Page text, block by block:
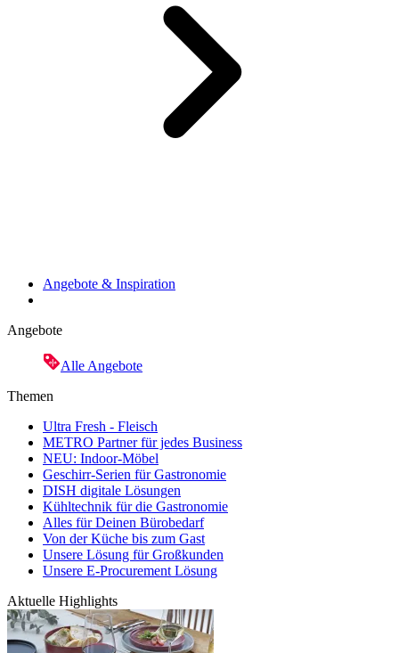
Angebote & Inspiration
Angebote
Alle Angebote
Themen
Ultra Fresh - Fleisch
METRO Partner für jedes Business
NEU: Indoor-Möbel
Geschirr-Serien für Gastronomie
DISH digitale Lösungen
Kühltechnik für die Gastronomie
Alles für Deinen Bürobedarf
Von der Küche bis zum Gast
Unsere Lösung für Großkunden
Unsere E-Procurement Lösung
Aktuelle Highlights